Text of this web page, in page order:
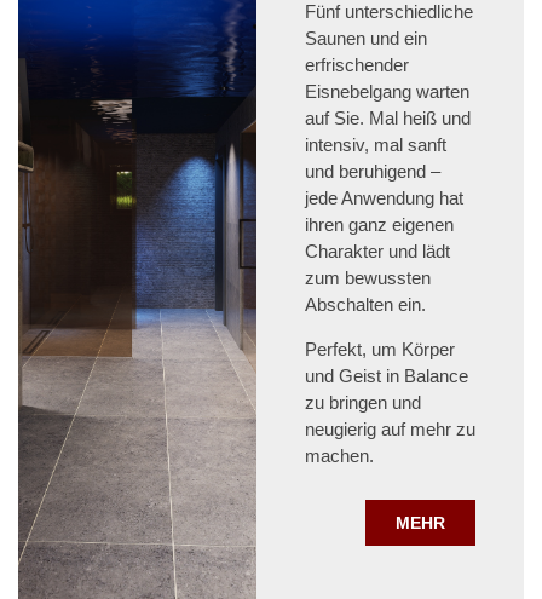
Fünf unterschiedliche
Saunen und ein
erfrischender
Eisnebelgang warten
auf Sie. Mal heiß und
intensiv, mal sanft
und beruhigend –
jede Anwendung hat
ihren ganz eigenen
Charakter und lädt
zum bewussten
Abschalten ein.
Perfekt, um Körper
und Geist in Balance
zu bringen und
neugierig auf mehr zu
machen.
MEHR